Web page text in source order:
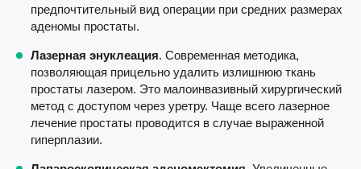
предпочтительный вид операции при средних размерах
аденомы простаты.
Лазерная энуклеация. Современная методика,
позволяющая прицельно удалить излишнюю ткань
простаты лазером. Это малоинвазивный хирургический
метод с доступом через уретру. Чаще всего лазерное
лечение простаты проводится в случае выраженной
гиперплазии.